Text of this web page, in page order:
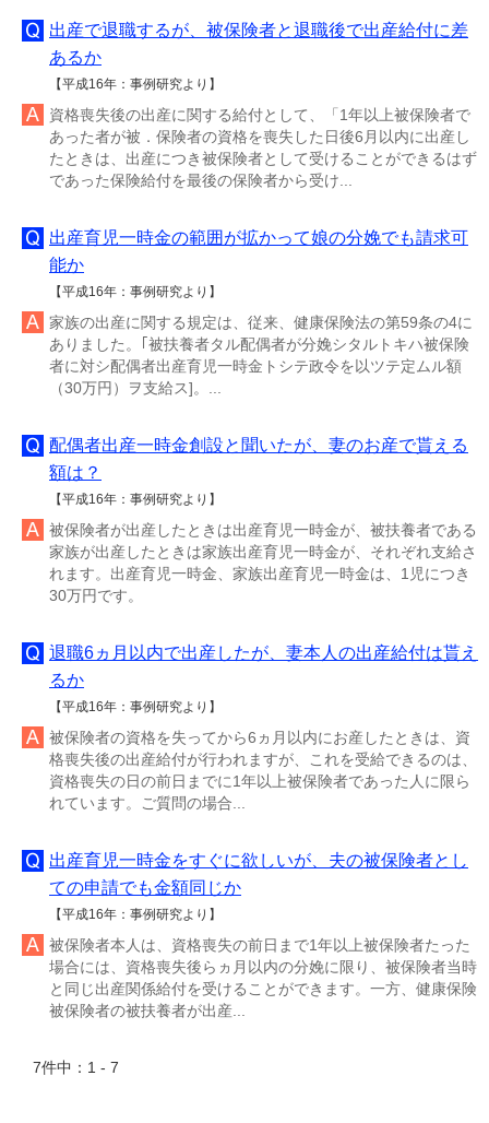
出産で退職するが、被保険者と退職後で出産給付に差
あるか
【平成16年：事例研究より】
資格喪失後の出産に関する給付として、「1年以上被保険者で
あった者が被．保険者の資格を喪失した日後6月以内に出産し
たときは、出産につき被保険者として受けることができるはず
であった保険給付を最後の保険者から受け...
出産育児一時金の範囲が拡かって娘の分娩でも請求可
能か
【平成16年：事例研究より】
家族の出産に関する規定は、従来、健康保険法の第59条の4に
ありました。｢被扶養者タル配偶者が分娩シタルトキハ被保険
者に対シ配偶者出産育児一時金トシテ政令を以ツテ定ムル額
（30万円）ヲ支給ス]。...
配偶者出産一時金創設と聞いたが、妻のお産で貰える
額は？
【平成16年：事例研究より】
被保険者が出産したときは出産育児一時金が、被扶養者である
家族が出産したときは家族出産育児一時金が、それぞれ支給さ
れます。出産育児一時金、家族出産育児一時金は、1児につき
30万円です。
退職6ヵ月以内で出産したが、妻本人の出産給付は貰え
るか
【平成16年：事例研究より】
被保険者の資格を失ってから6ヵ月以内にお産したときは、資
格喪失後の出産給付が行われますが、これを受給できるのは、
資格喪失の日の前日までに1年以上被保険者であった人に限ら
れています。ご質問の場合...
出産育児一時金をすぐに欲しいが、夫の被保険者とし
ての申請でも金額同じか
【平成16年：事例研究より】
被保険者本人は、資格喪失の前日まで1年以上被保険者たった
場合には、資格喪失後らヵ月以内の分娩に限り、被保険者当時
と同じ出産関係給付を受けることができます。一方、健康保険
被保険者の被扶養者が出産...
7件中：1 - 7